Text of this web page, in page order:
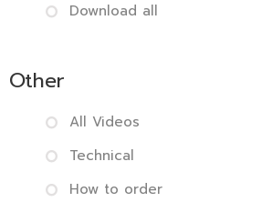
Download all
Other
All Videos
Technical
How to order